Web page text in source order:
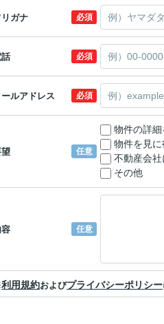
リガナ 必須
話 必須
ールアドレス 必須
任意
物件の詳
物件を見
不動産会
その他
容 任意
利用規約およびプライバシーポリシー